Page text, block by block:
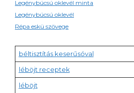
Legénybúcsú oklevél minta
Legénybúcsú oklevél
Répa eskü szövege
béltisztítás keserűsóval
léböjt receptek
léböjt